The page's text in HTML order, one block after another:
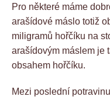
Pro některé máme
arašídové máslo totiž
miligramů hořčíku na
arašídovým máslem je
obsahem hořčíku.
Mezi poslední